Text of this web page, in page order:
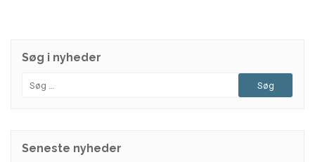
Søg i nyheder
Søg
Seneste nyheder